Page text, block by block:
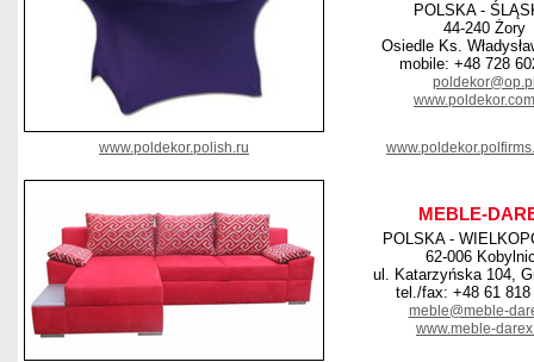
POLSKA -
44-240 Żory
Osiedle Ks.
mobile: +48 728
www.poldekor.polish.ru
MEBLE-
POLSKA -
62-006
ul. Katarzyńska 104,
tel./fax: +48 61 818
meble@meble-
www.meble-